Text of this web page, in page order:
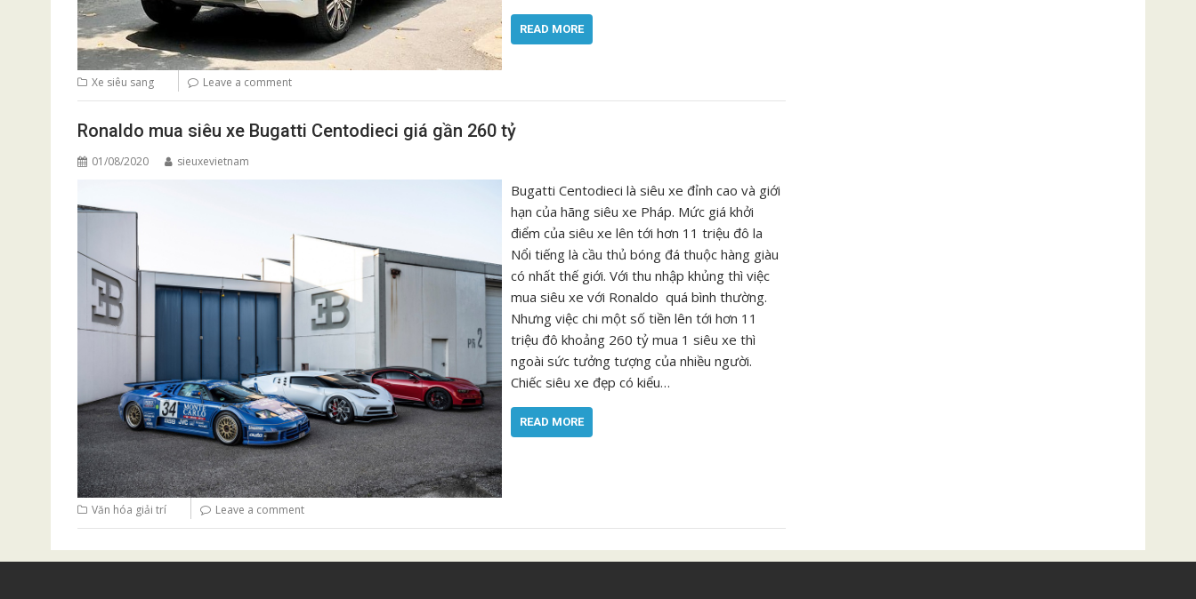
READ MORE
Xe siêu sang Leave a comment
Ronaldo mua siêu xe Bugatti Centodieci giá gần 260 tỷ
01/08/2020 sieuxevietnam
Bugatti Centodieci là siêu xe đỉnh cao và giới
hạn của hãng siêu xe Pháp. Mức giá khởi
điểm của siêu xe lên tới hơn 11 triệu đô la
Nổi tiếng là cầu thủ bóng đá thuộc hàng giàu
có nhất thế giới. Với thu nhập khủng thì việc
mua siêu xe với Ronaldo quá bình thường.
Nhưng việc chi một số tiền lên tới hơn 11
triệu đô khoảng 260 tỷ mua 1 siêu xe thì
ngoài sức tưởng tượng của nhiều người.
Chiếc siêu xe đẹp có kiểu…
READ MORE
Văn hóa giải trí Leave a comment